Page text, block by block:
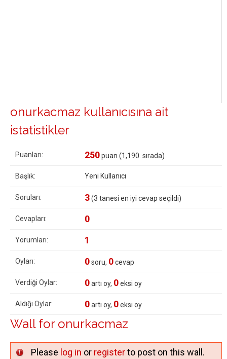
onurkacmaz kullanıcısına ait
istatistikler
Puanları: 250puan (1,190 . sırada)
Başlık: Yeni Kullanıcı
Soruları: 3(3 tanesi en iyi cevap seçildi)
Cevapları: 0
Yorumları: 1
Oyları: 0soru, 0cevap
Verdiği Oylar: 0artı oy, 0eksi oy
Aldığı Oylar: 0artı oy, 0eksi oy
Wall for onurkacmaz
Please log in or registerto post on this wall.